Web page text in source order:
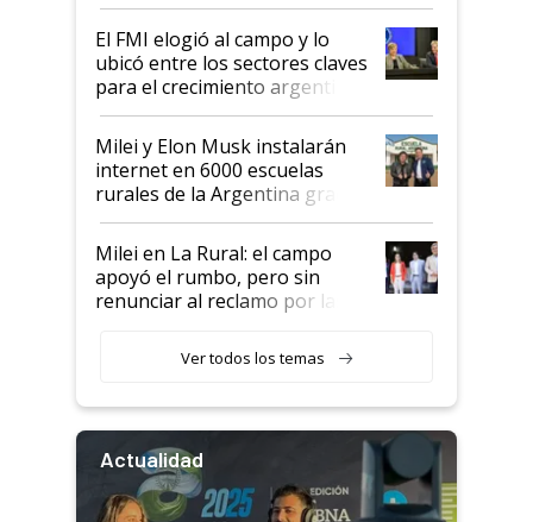
de Milei
El FMI elogió al campo y lo
ubicó entre los sectores claves
para el crecimiento argentino
Milei y Elon Musk instalarán
internet en 6000 escuelas
rurales de la Argentina gracias
a un acuerdo con Starlink
Milei en La Rural: el campo
apoyó el rumbo, pero sin
renunciar al reclamo por las
Ver todos los temas
Actualidad